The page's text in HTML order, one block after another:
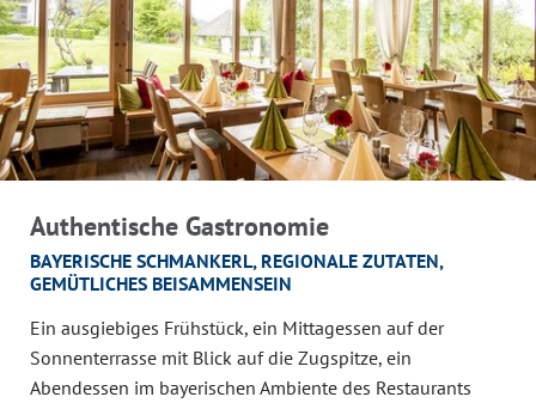
Authentische Gastronomie
BAYERISCHE SCHMANKERL, REGIONALE ZUTATEN,
GEMÜTLICHES BEISAMMENSEIN
Ein ausgiebiges Frühstück, ein Mittagessen auf der
Sonnenterrasse mit Blick auf die Zugspitze, ein
Abendessen im bayerischen Ambiente des Restaurants